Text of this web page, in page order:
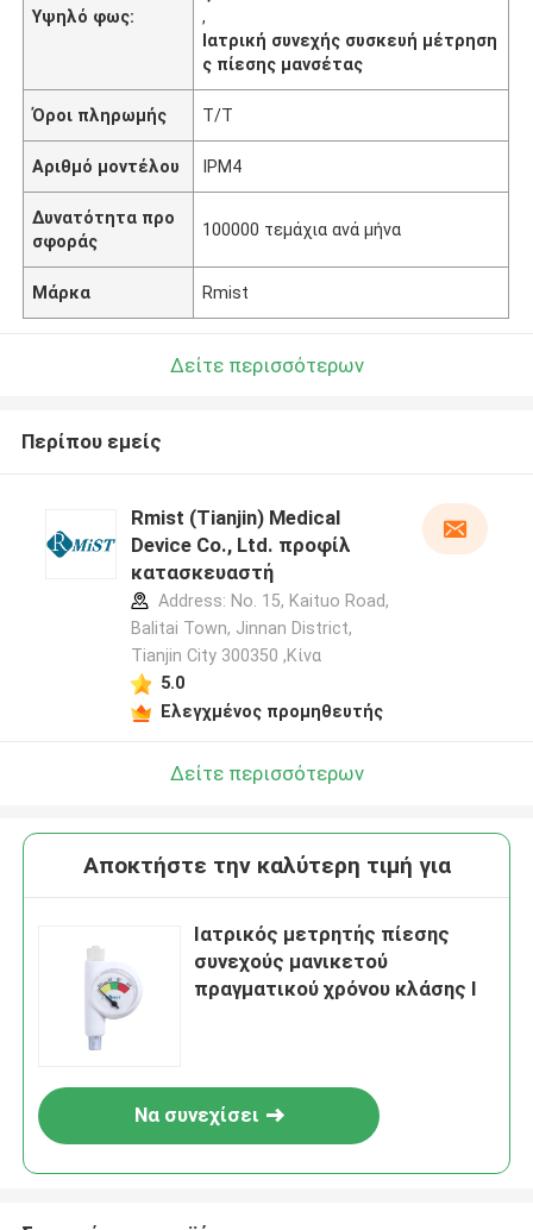
Υψηλό φως:
,
Ιατρική συνεχής συσκευή μέτρηση
ς πίεσης μανσέτας
Όροι πληρωμής Τ/Τ
Αριθμό μοντέλου IPM4
Δυνατότητα προ
σφοράς
100000 τεμάχια ανά μήνα
Μάρκα Rmist
Δείτε περισσότερων
Περίπου εμείς
Rmist (Tianjin) Medical
Device Co., Ltd. προφίλ
κατασκευαστή
Address: No. 15, Kaituo Road,
Balitai Town, Jinnan District,
Tianjin City 300350 ,Κίνα
5.0
Ελεγχμένος προμηθευτής
Δείτε περισσότερων
Αποκτήστε την καλύτερη τιμή για
Ιατρικός μετρητής πίεσης
συνεχούς μανικετού
πραγματικού χρόνου κλάσης Ι
Να συνεχίσει